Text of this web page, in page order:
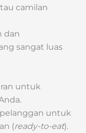
camilan
dan
sangat luas
untuk
untuk
(ready-to-eat).